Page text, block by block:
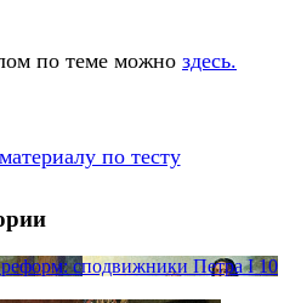
по теме можно здесь.
по тесту
сподвижники Петра I 10